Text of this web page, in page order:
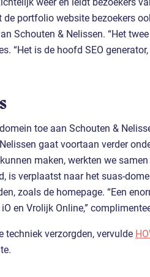
portfolio website bezoekers
Schouten & Nelissen. “Het
“Het is de hoofd SEO
toe aan Schouten &
gaat voortaan verder
maken, werkten we
is verplaatst naar het suas-
zoals de homepage. “Een
en Vrolijk Online,”
techniek verzorgden, vervulde